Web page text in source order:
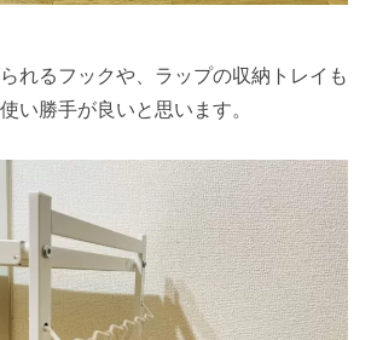
れるフックや、ラップの収納トレイも
い勝手が良いと思います。